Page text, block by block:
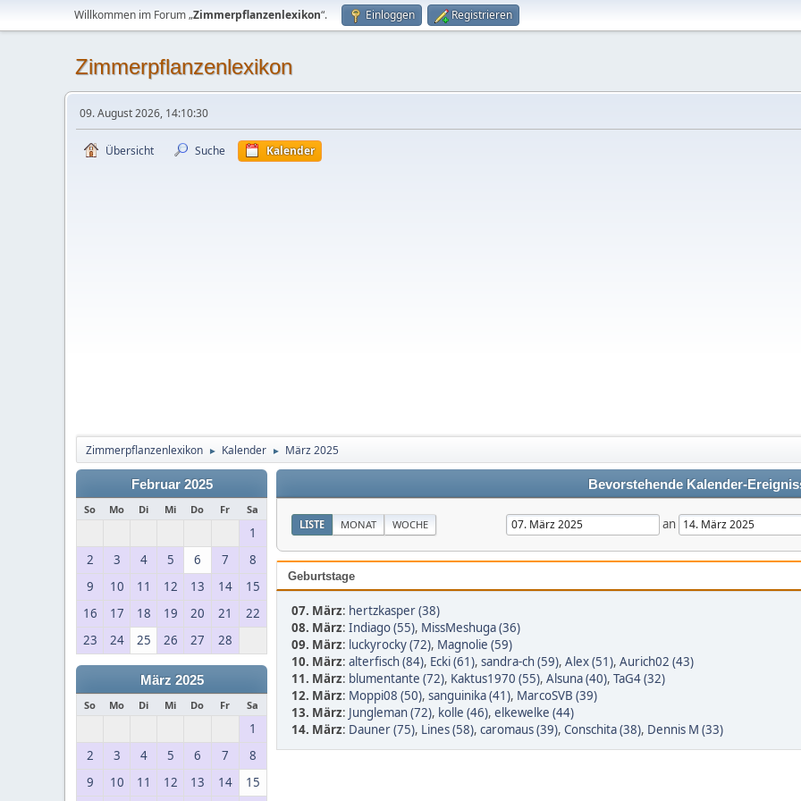
Willkommen im Forum „Zimmerpflanzenlexikon“. Einloggen Registrieren
Zimmerpflanzenlexikon
09. August 2026, 14:10:30
Übersicht Suche Kalender
Zimmerpflanzenlexikon ► Kalender ► März 2025
Februar 2025
So Mo Di Mi Do Fr Sa
1
2
3 4 5 6 7
8
9
10 11 12 13 14
15
16
17 18 19 20 21
22
23
24 25 26 27 28
März 2025
So Mo Di Mi Do Fr Sa
1
2
3 4 5 6 7
8
9
10 11 12 13 14 15
Bevorstehende Kalender-
LISTE MONAT WOCHE an
Geburtstage
07. März: hertzkasper (38)
08. März: Indiago (55), MissMeshuga (36)
09. März: luckyrocky (72), Magnolie (59)
10. März: alterfisch (84), Ecki (61), sandra-ch (59), Alex (51), Aurich02 (43)
11. März: blumentante (72), Kaktus1970 (55), Alsuna (40), TaG4 (32)
12. März: Moppi08 (50), sanguinika (41), MarcoSVB (39)
13. März: Jungleman (72), kolle (46), elkewelke (44)
14. März: Dauner (75), Lines (58), caromaus (39), Conschita (38), Dennis M (33)